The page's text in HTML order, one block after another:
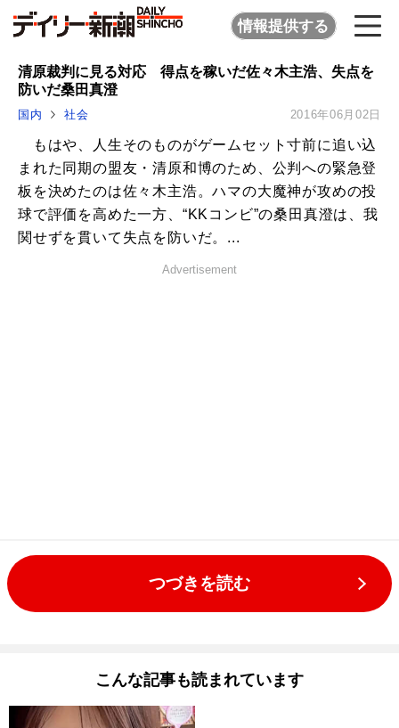
情報提供する
清原裁判に見る対応 得点を稼いだ佐々木主浩、失点を
防いだ桑田真澄
国内 社会 2016年06月02日
もはや、人生そのものがゲームセット寸前に追い込
まれた同期の盟友・清原和博のため、公判への緊急登
板を決めたのは佐々木主浩。ハマの大魔神が攻めの投
球で評価を高めた一方、“KKコンビ”の桑田真澄は、我
関せずを貫いて失点を防いだ。...
Advertisement
つづきを読む
こんな記事も読まれています